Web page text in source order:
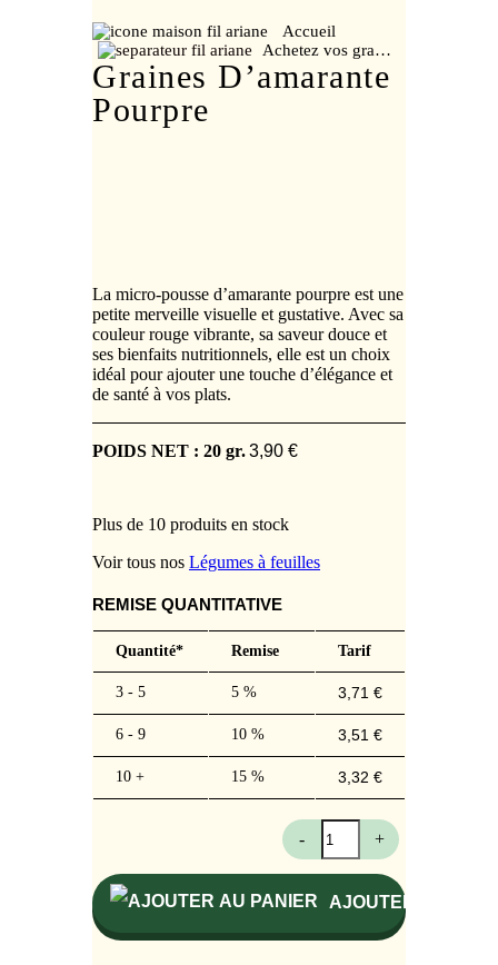
Accueil
Achetez vos gra…
Graines D’amarante
Pourpre
La micro-pousse d’amarante pourpre est une
petite merveille visuelle et gustative. Avec sa
couleur rouge vibrante, sa saveur douce et
ses bienfaits nutritionnels, elle est un choix
idéal pour ajouter une touche d’élégance et
de santé à vos plats.
POIDS NET : 20 gr.3,90 €
Plus de 10 produits en stock
Voir tous nos Légumes à feuilles
REMISE QUANTITATIVE
Quantité* Remise Tarif
3 - 5 5 % 3,71 €
6 - 9 10 % 3,51 €
10 + 15 % 3,32 €
-
quantité
de
pourpre
+
AJOUTER AU